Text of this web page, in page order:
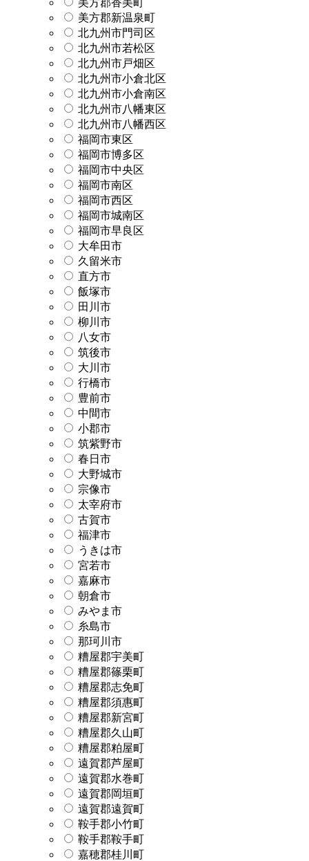
美方郡新温泉町
北九州市門司区
北九州市若松区
北九州市戸畑区
北九州市小倉北区
北九州市小倉南区
北九州市八幡東区
北九州市八幡西区
福岡市東区
福岡市博多区
福岡市中央区
福岡市南区
福岡市西区
福岡市城南区
福岡市早良区
大牟田市
久留米市
直方市
飯塚市
田川市
柳川市
八女市
筑後市
大川市
行橋市
豊前市
中間市
小郡市
筑紫野市
春日市
大野城市
宗像市
太宰府市
古賀市
福津市
うきは市
宮若市
嘉麻市
朝倉市
みやま市
糸島市
那珂川市
糟屋郡宇美町
糟屋郡篠栗町
糟屋郡志免町
糟屋郡須惠町
糟屋郡新宮町
糟屋郡久山町
糟屋郡粕屋町
遠賀郡芦屋町
遠賀郡水巻町
遠賀郡岡垣町
遠賀郡遠賀町
鞍手郡小竹町
鞍手郡鞍手町
嘉穂郡桂川町